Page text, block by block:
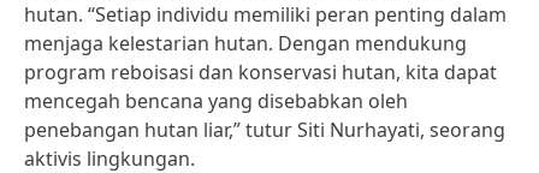
hutan. “Setiap individu memiliki peran penting dalam
menjaga kelestarian hutan. Dengan mendukung
program reboisasi dan konservasi hutan, kita dapat
mencegah bencana yang disebabkan oleh
penebangan hutan liar,” tutur Siti Nurhayati, seorang
aktivis lingkungan.